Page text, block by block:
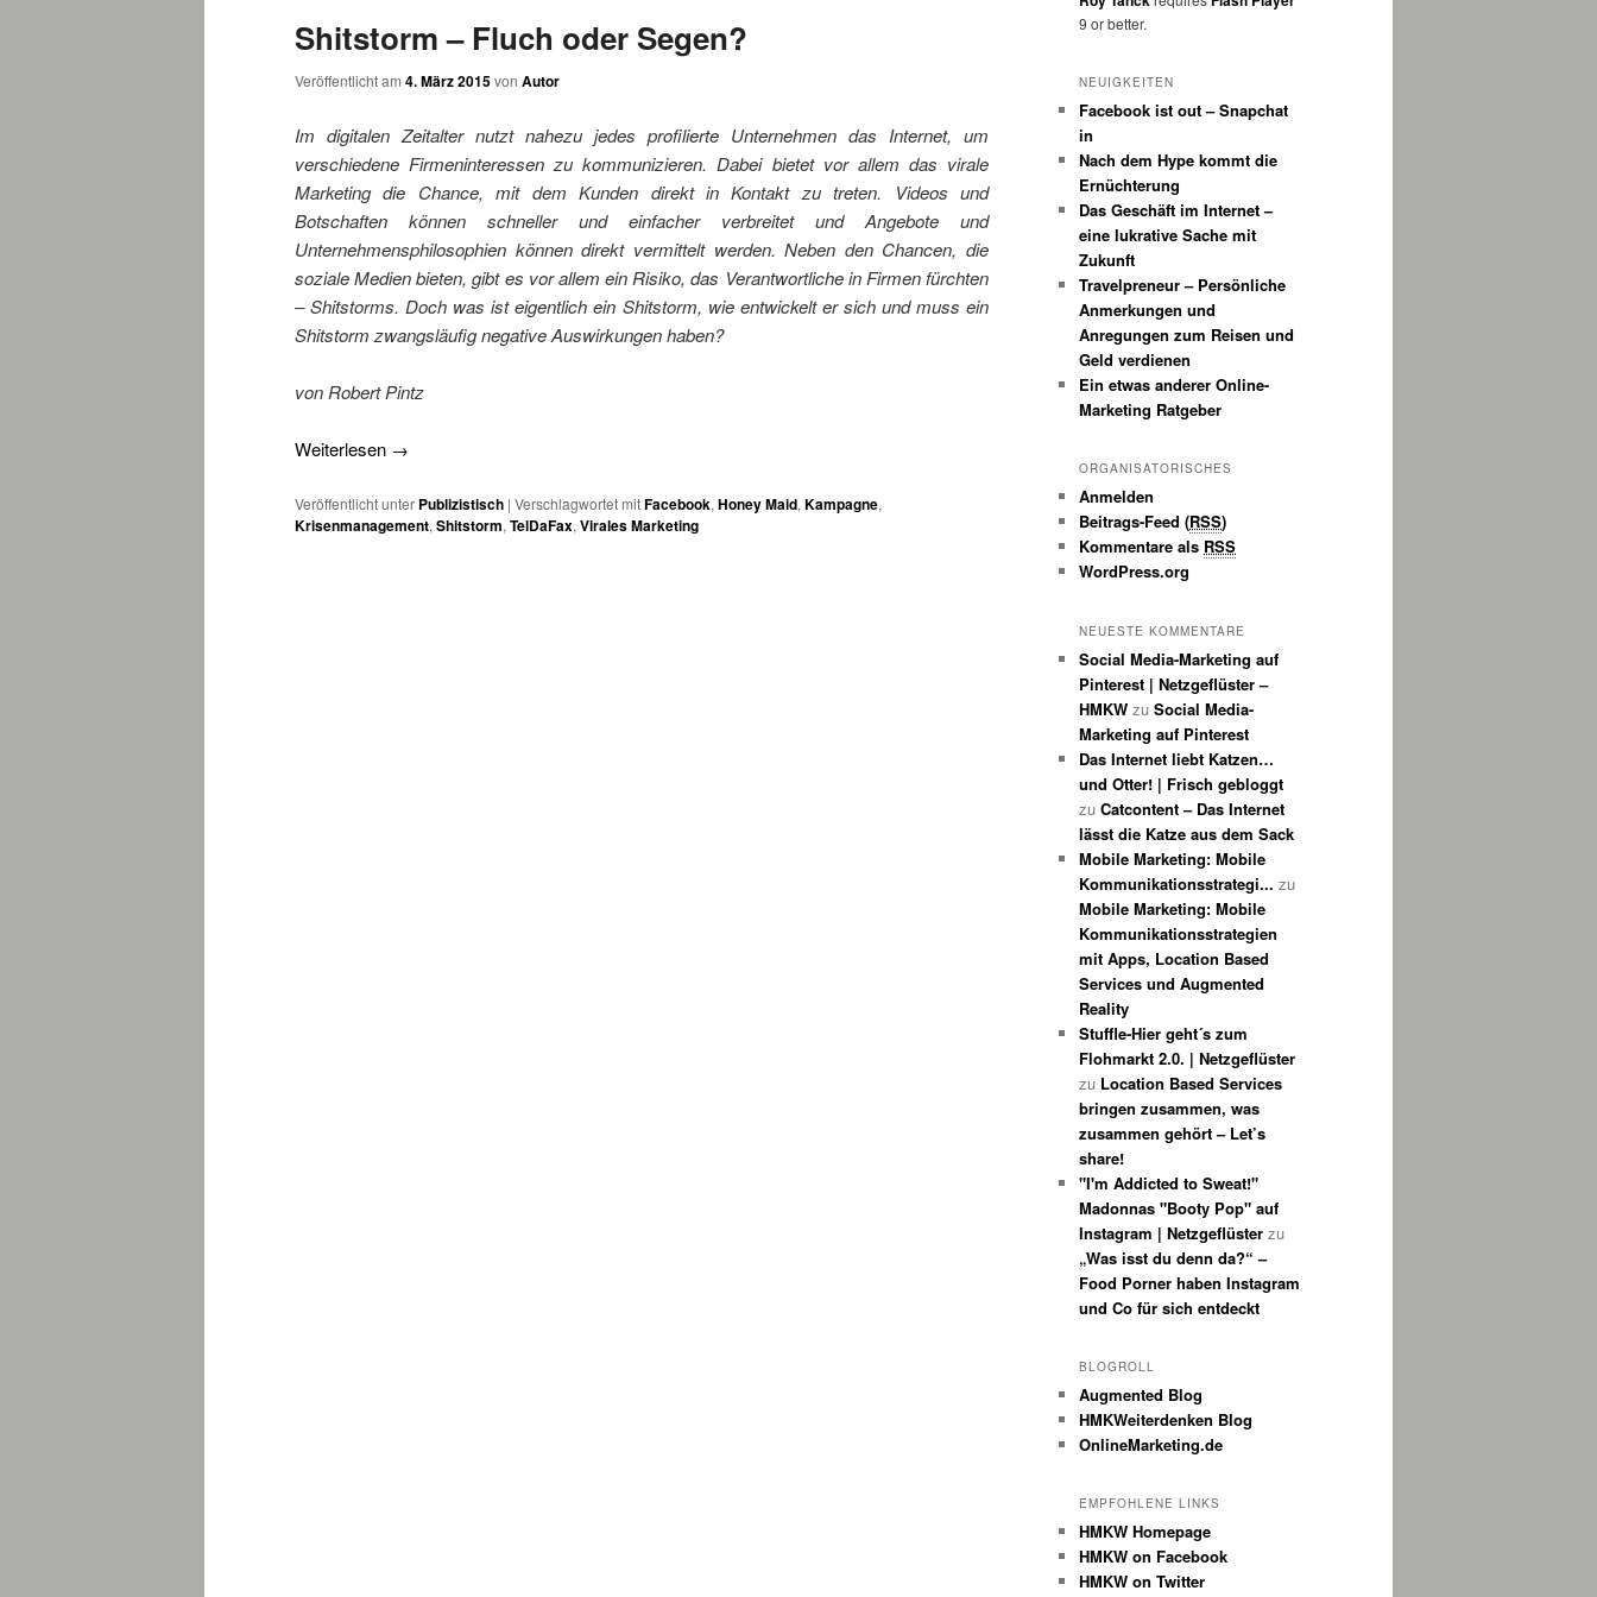
wechseln
Shitstorm – Fluch oder Segen?
Veröffentlicht am 4. März 2015von Autor
Im digitalen Zeitalter nutzt nahezu jedes profilierte Unternehmen das Internet, um
verschiedene Firmeninteressen zu kommunizieren. Dabei bietet vor allem das virale
Marketing die Chance, mit dem Kunden direkt in Kontakt zu treten. Videos und
Botschaften können schneller und einfacher verbreitet und Angebote und
Unternehmensphilosophien können direkt vermittelt werden. Neben den Chancen, die
soziale Medien bieten, gibt es vor allem ein Risiko, das Verantwortliche in Firmen fürchten
– Shitstorms. Doch was ist eigentlich ein Shitstorm, wie entwickelt er sich und muss ein
Shitstorm zwangsläufig negative Auswirkungen haben?
von Robert Pintz
Weiterlesen →
Veröffentlicht unter Publizistisch | Verschlagwortet mitFacebook, Honey Maid, Kampagne,
Krisenmanagement, Shitstorm, TelDaFax, Virales Marketing
9 or better.
NEUIGKEITEN
Facebook ist out – Snapchat
in
Nach dem Hype kommt die
Ernüchterung
Das Geschäft im Internet –
eine lukrative Sache mit
Zukunft
Travelpreneur – Persönliche
Anmerkungen und
Anregungen zum Reisen und
Geld verdienen
Ein etwas anderer Online-
Marketing Ratgeber
ORGANISATORISCHES
Anmelden
Beitrags-Feed (RSS)
Kommentare als RSS
WordPress.org
NEUESTE KOMMENTARE
Social Media-Marketing auf
Pinterest | Netzgeflüster –
HMKW zu Social Media-
Marketing auf Pinterest
Das Internet liebt Katzen…
und Otter! | Frisch gebloggt
zu Catcontent – Das Internet
lässt die Katze aus dem Sack
Mobile Marketing: Mobile
Kommunikationsstrategi... zu
Mobile Marketing: Mobile
Kommunikationsstrategien
mit Apps, Location Based
Services und Augmented
Reality
Stuffle-Hier geht´s zum
Flohmarkt 2.0. | Netzgeflüster
zu Location Based Services
bringen zusammen, was
zusammen gehört – Let’s
share!
"I'm Addicted to Sweat!"
Madonnas "Booty Pop" auf
Instagram | Netzgeflüster zu
„Was isst du denn da?“ –
Food Porner haben Instagram
und Co für sich entdeckt
BLOGROLL
Augmented Blog
HMKWeiterdenken Blog
OnlineMarketing.de
EMPFOHLENE LINKS
HMKW Homepage
HMKW on Facebook
HMKW on Twitter